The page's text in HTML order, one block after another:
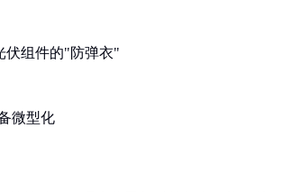
伏组件的"防弹衣"
微型化